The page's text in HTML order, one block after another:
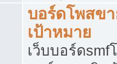
บอร์ดโพสข
เป้าหมาย
เว็บบอร์ดsmf